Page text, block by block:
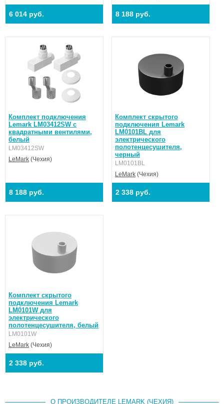
6 014 руб. 8 188 руб.
Комплект подключения
Lemark LM03412SW с
квадратными вентилями,
белый
LM03412SW
LeMark (Чехия)
8 188 руб.
Комплект скрытого
подключения Lemark
LM0101BL для
электрического
полотенцесушителя,
черный
LM0101BL
LeMark (Чехия)
2 338 руб.
Комплект скрытого
подключения Lemark
LM0101W для
электрического
полотенцесушителя, белый
LM0101W
LeMark (Чехия)
2 338 руб.
О ПРОИЗВОДИТЕЛЕ LEMARK (ЧЕХИЯ)